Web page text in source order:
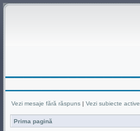
Vezi mesaje fără răspuns | Vezi subiecte active
Prima pagină